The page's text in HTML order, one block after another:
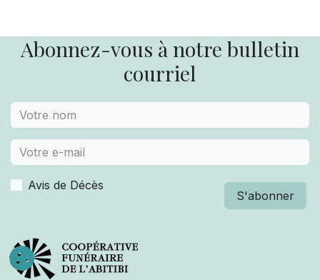
Abonnez-vous à notre bulletin
courriel
Avis de Décès
S'abonner